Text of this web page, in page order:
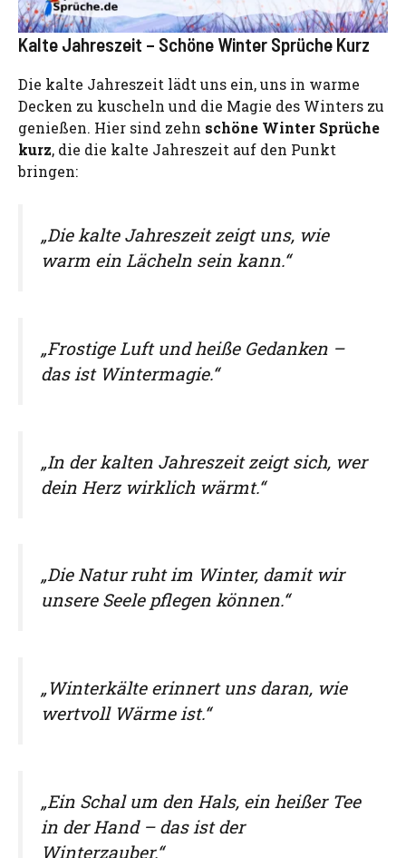
Kalte Jahreszeit – Schöne Winter Sprüche Kurz
Die kalte Jahreszeit lädt uns ein, uns in warme
Decken zu kuscheln und die Magie des Winters zu
genießen. Hier sind zehn schöne Winter Sprüche
kurz, die die kalte Jahreszeit auf den Punkt
bringen:
„Die kalte Jahreszeit zeigt uns, wie
warm ein Lächeln sein kann.“
„Frostige Luft und heiße Gedanken –
das ist Wintermagie.“
„In der kalten Jahreszeit zeigt sich, wer
dein Herz wirklich wärmt.“
„Die Natur ruht im Winter, damit wir
unsere Seele pflegen können.“
„Winterkälte erinnert uns daran, wie
wertvoll Wärme ist.“
„Ein Schal um den Hals, ein heißer Tee
in der Hand – das ist der
Winterzauber.“